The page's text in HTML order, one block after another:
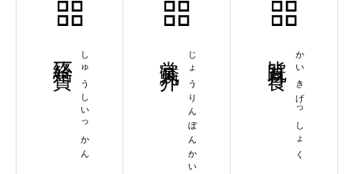
しゅうしいっかん じょうりんぼんかい かいきげっしょく